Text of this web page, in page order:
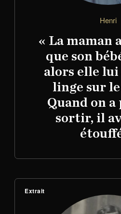
Henri
« La maman
que son
alors elle lui
linge sur le
Quand on
sortir, il
Extrait